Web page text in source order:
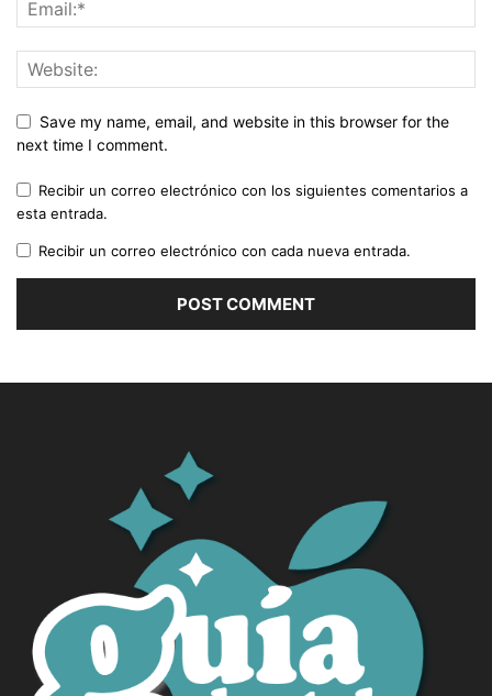
Save my name, email, and website in this browser for the
next time I comment.
Recibir un correo electrónico con los siguientes comentarios a
esta entrada.
Recibir un correo electrónico con cada nueva entrada.